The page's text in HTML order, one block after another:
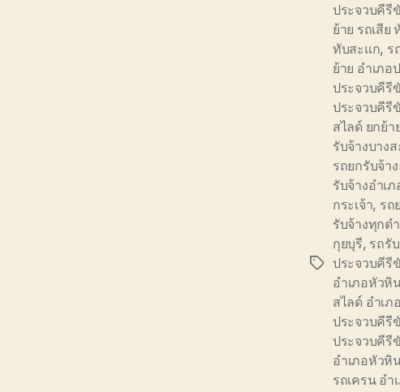
Tags
ประจวบคีรี
ย้าย รถเสีย
ทับสะแก, ร
ย้าย อำเภอ
ประจวบคีรี
ประจวบคีรี
สไลด์ ยกย้า
รับจ้างบาง
รถยกรับจ้า
รับจ้างอำเ
กระเจ้า, รถ
รับจ้างทุกต
กุยบุรี, รถรั
ประจวบคีรี
อำเภอหัวหิ
สไลด์ อำเ
ประจวบคีรี
ประจวบคีรี
อำเภอหัวหิ
รถเครน อำ